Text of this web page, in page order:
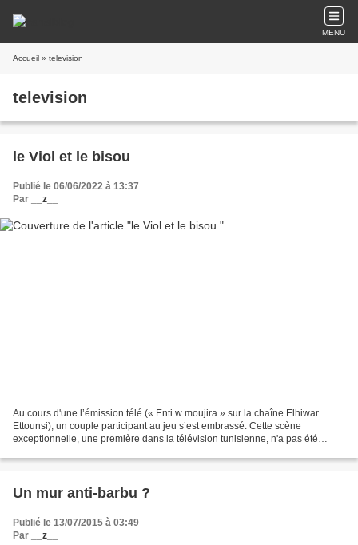
MENU
Accueil » television
television
le Viol et le bisou
Publié le 06/06/2022 à 13:37
Par
__z__
Au cours d'une l’émission télé (« Enti w moujira » sur la chaîne Elhiwar
Ettounsi), un couple participant au jeu s’est embrassé. Cette scène
exceptionnelle, une première dans la télévision tunisienne, n'a pas été
Un mur anti-barbu ?
Publié le 13/07/2015 à 03:49
Par
__z__